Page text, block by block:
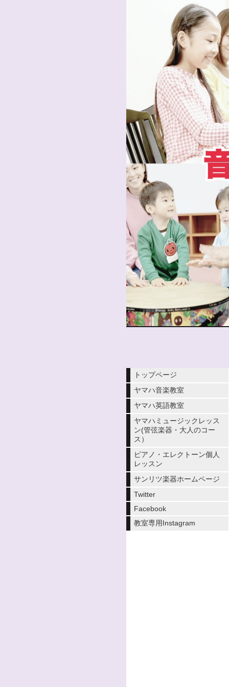
トップページ
ヤマハ音楽教室
ヤマハ英語教室
ヤマハミュージックレッス
ン(管弦楽器・大人のコー
ス）
ピアノ・エレクトーン個人
レッスン
サンリツ楽器ホームページ
Twitter
Facebook
教室専用Instagram